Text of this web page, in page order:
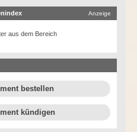
Anzeige
aus dem Bereich
bestellen
kündigen